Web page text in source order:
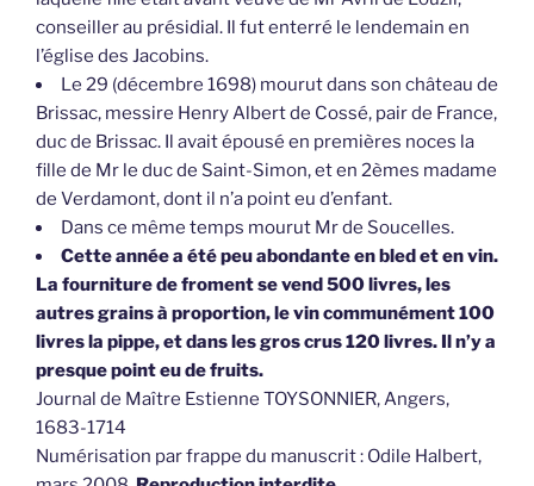
l’église des Jacobins.
Le 29 (décembre 1698) mourut dans son château de
Brissac, messire Henry Albert de Cossé, pair de France,
duc de Brissac. Il avait épousé en premières noces la
fille de Mr le duc de Saint-Simon, et en 2èmes madame
de Verdamont, dont il n’a point eu d’enfant.
Dans ce même temps mourut Mr de Soucelles.
Cette année a été peu abondante en bled et en vin.
La fourniture de froment se vend 500 livres, les
autres grains à proportion, le vin communément 100
livres la pippe, et dans les gros crus 120 livres. Il n’y a
presque point eu de fruits.
Journal de Maître Estienne TOYSONNIER, Angers,
1683-1714
Numérisation par frappe du manuscrit : Odile Halbert,
mars 2008.
Légende
: en gras les remarques, en italique les